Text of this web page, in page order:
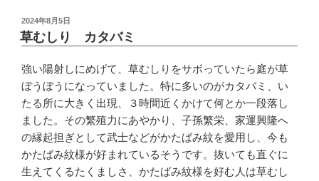
投
稿
日:
2024年8月5日
草むしり カタバミ
強い陽射しにめげて、草むしりをサボっていたら庭が草
ぼうぼうになっていました。特に多いのがカタバミ、い
たる所に大きく出現、３時間近くかけて何とか一段落し
ました。その繁殖力にあやかり、子孫繁栄、家運興隆へ
の縁起担ぎとして武士などがかたばみ紋を愛用し、今も
かたばみ紋様が好まれているそうです。抜いても直ぐに
生えてくるたくましさ、かたばみ紋様を好む人は草むし